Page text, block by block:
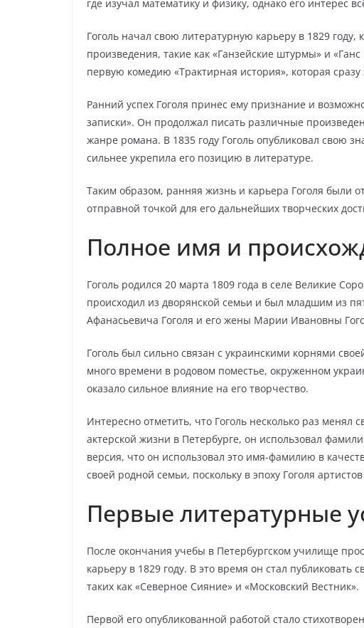
где изучал математику и физику, однако его интерес
Гоголь начал свою литературную карьеру в 1829
произведения, такие как «Ганзейские штурмы» и
первую комедию «Трактирная история», которая
Ранний успех Гоголя принес ему признание и
записки». Он продолжал писать различные
жанре романа. В 1835 году Гоголь опубликовал свою
сильнее укрепила его позицию в литературе.
Таким образом, ранняя жизнь и карьера Гоголя были
отправной точкой для его дальнейших творческих
Полное имя и
Гоголь родился 20 марта 1809 года в селе Великие
происходил из дворянской семьи и был младшим из
Афанасьевича Гоголя и его жены Марии Ивановны
Гоголь был сильно связан с украинскими корнями
много времени в родовом поместье, окруженном
оказало сильное влияние на его творчество.
Интересно отметить, что Гоголь несколько раз
актерской жизни в Петербурге, он использовал
версия, что он использовал это имя-фамилию в
своей родной семьи, поскольку в эпоху Гоголя
Первые литературные
После окончания учебы в Петербургском училище
карьеру в 1829 году. В это время он стал
таких как «Северное Сияние» и «Московский Вестник».
Первой его опубликованной работой стало